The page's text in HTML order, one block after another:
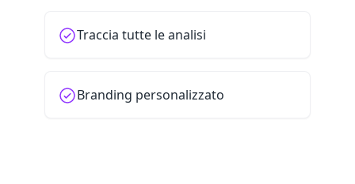
Traccia tutte le analisi
Branding personalizzato